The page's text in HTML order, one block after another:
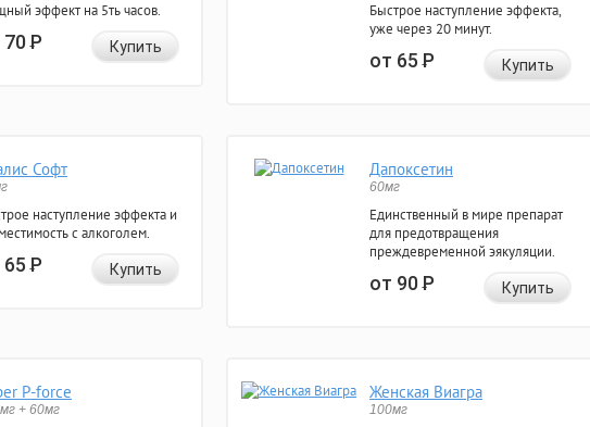
эффект на 5ть часов.
70Р Купить
Быстрое наступление эффекта,
уже через 20 минут.
от 65Р Купить
Софт
наступление эффекта и
с алкоголем.
65Р Купить
Дапоксетин
60мг
Единственный в мире препарат
для предотвращения
преждевременной эякуляции.
от 90Р Купить
P-force
+ 60мг
Женская Виагра
100мг